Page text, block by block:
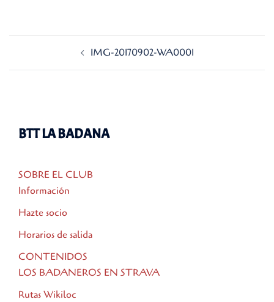
IMG-20170902-WA0001
BTT LA BADANA
SOBRE EL CLUB
Información
Hazte socio
Horarios de salida
CONTENIDOS
LOS BADANEROS EN STRAVA
Rutas Wikiloc